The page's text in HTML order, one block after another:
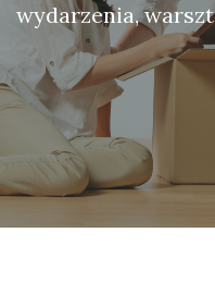
wydarzenia,